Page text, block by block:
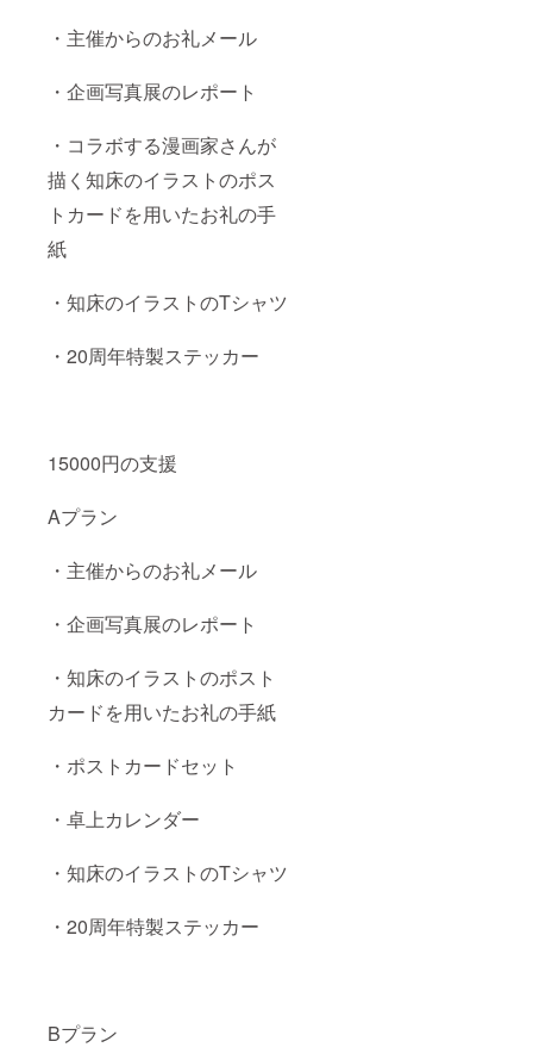
・主催からのお礼メール
・企画写真展のレポート
・コラボする漫画家さんが
描く知床のイラストのポス
トカードを用いたお礼の手
紙
・知床のイラストのTシャツ
・20周年特製ステッカー
15000円の支援
Aプラン
・主催からのお礼メール
・企画写真展のレポート
・知床のイラストのポスト
カードを用いたお礼の手紙
・ポストカードセット
・卓上カレンダー
・知床のイラストのTシャツ
・20周年特製ステッカー
Bプラン